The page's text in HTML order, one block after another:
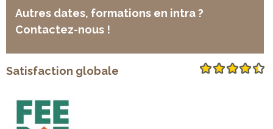
Autres dates, formations en intra ?
Contactez-nous !
Satisfaction globale